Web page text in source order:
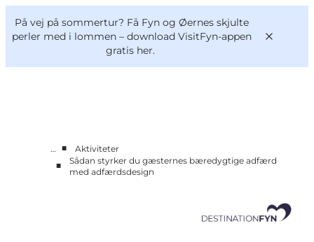
På vej på sommertur? Få Fyn og Øernes skjulte
perler med i lommen – download VisitFyn-appen
gratis her.
Bliv medlem
Projekter og Aktuelt
Om os
Deutsch
… ■
Aktiviteter
■
Sådan styrker du gæsternes bæredygtige adfærd
med adfærdsdesign